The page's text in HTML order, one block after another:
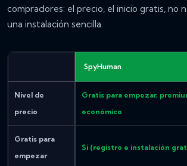
compradores: el precio, el inicio gratis, no
una instalación sencilla.
SpyHuman
Nivel de
precio
Gratis para empezar,
económico
Gratis para
empezar
Sí (registro e instalación